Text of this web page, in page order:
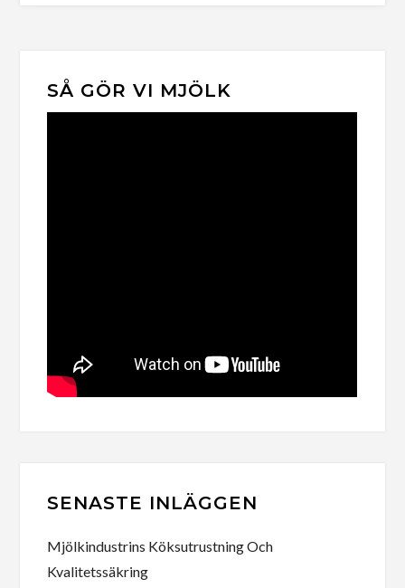
SÅ GÖR VI MJÖLK
SENASTE INLÄGGEN
Mjölkindustrins Köksutrustning Och
Kvalitetssäkring